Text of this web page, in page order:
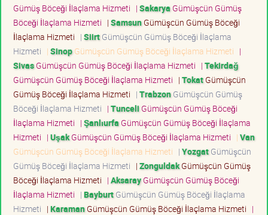
Gümüş Böceği İlaçlama Hizmeti | Sakarya Gümüşcün Gümüş
Böceği İlaçlama Hizmeti | SamsunGümüşcün Gümüş Böceği
İlaçlama Hizmeti | SiirtGümüşcün Gümüş Böceği İlaçlama
Hizmeti | SinopGümüşcün Gümüş Böceği İlaçlama Hizmeti |
SivasGümüşcün Gümüş Böceği İlaçlama Hizmeti | Tekirdağ
Gümüşcün Gümüş Böceği İlaçlama Hizmeti | TokatGümüşcün
Gümüş Böceği İlaçlama Hizmeti | TrabzonGümüşcün Gümüş
Böceği İlaçlama Hizmeti | Tunceli Gümüşcün Gümüş Böceği
İlaçlama Hizmeti | Şanlıurfa Gümüşcün Gümüş Böceği İlaçlama
Hizmeti | UşakGümüşcün Gümüş Böceği İlaçlama Hizmeti | Van
Gümüşcün Gümüş Böceği İlaçlama Hizmeti | YozgatGümüşcün
Gümüş Böceği İlaçlama Hizmeti | ZonguldakGümüşcün Gümüş
Böceği İlaçlama Hizmeti | AksarayGümüşcün Gümüş Böceği
İlaçlama Hizmeti | BayburtGümüşcün Gümüş Böceği İlaçlama
Hizmeti | KaramanGümüşcün Gümüş Böceği İlaçlama Hizmeti |